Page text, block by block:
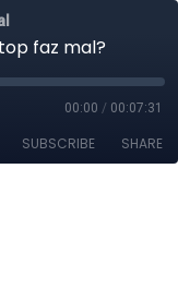
faz mal?
00:00 / 00:07:31
SUBSCRIBE SHARE